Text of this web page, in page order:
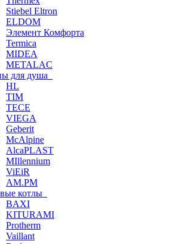
Stiebel Eltron
ELDOM
Элемент Комфорта
Termica
MIDEA
METALAC
для душа
HL
TIM
TECE
VIEGA
Geberit
McAlpine
AlcaPLAST
MIllennium
ViEiR
AM.PM
котлы
BAXI
KITURAMI
Protherm
Vaillant